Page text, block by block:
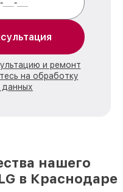
и ремонт
на обработку
данных
нашего
в Краснодаре